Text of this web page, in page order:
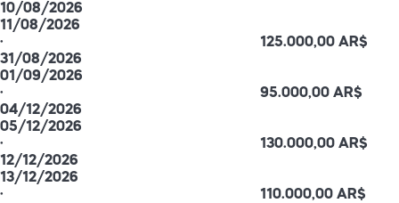
10/08/2026
11/08/2026
·
31/08/2026
125.000,00 AR$
01/09/2026
·
04/12/2026
95.000,00 AR$
05/12/2026
·
12/12/2026
130.000,00 AR$
13/12/2026
·
110.000,00 AR$